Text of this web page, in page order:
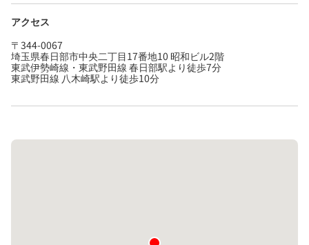
アクセス
〒344-0067
埼玉県春日部市中央二丁目17番地10 昭和ビル2階
東武伊勢崎線・東武野田線 春日部駅より徒歩7分
東武野田線 八木崎駅より徒歩10分